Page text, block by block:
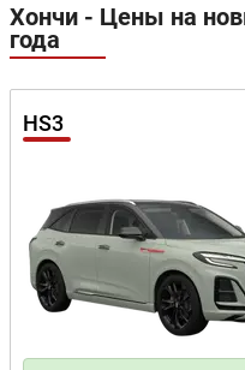
Хончи - Цены на
года
HS3